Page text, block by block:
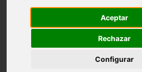
Aceptar
Rechazar
Configurar
navidad
terapia asistida